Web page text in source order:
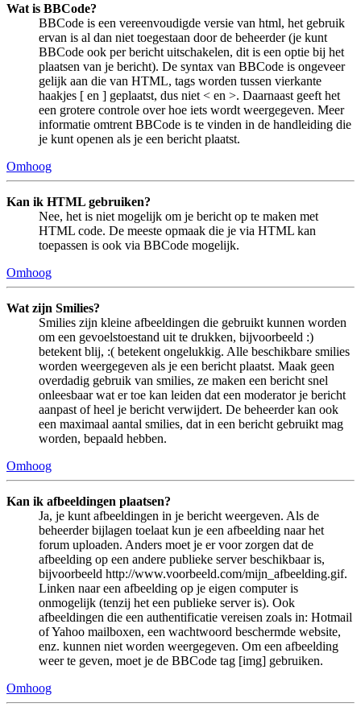
Wat is BBCode?
BBCode is een vereenvoudigde versie van html, het gebruik
ervan is al dan niet toegestaan door de beheerder (je kunt
BBCode ook per bericht uitschakelen, dit is een optie bij het
plaatsen van je bericht). De syntax van BBCode is ongeveer
gelijk aan die van HTML, tags worden tussen vierkante
haakjes [ en ] geplaatst, dus niet < en >. Daarnaast geeft het
een grotere controle over hoe iets wordt weergegeven. Meer
informatie omtrent BBCode is te vinden in de handleiding die
je kunt openen als je een bericht plaatst.
Omhoog
Kan ik HTML gebruiken?
Nee, het is niet mogelijk om je bericht op te maken met
HTML code. De meeste opmaak die je via HTML kan
toepassen is ook via BBCode mogelijk.
Omhoog
Wat zijn Smilies?
Smilies zijn kleine afbeeldingen die gebruikt kunnen worden
om een gevoelstoestand uit te drukken, bijvoorbeeld :)
betekent blij, :( betekent ongelukkig. Alle beschikbare smilies
worden weergegeven als je een bericht plaatst. Maak geen
overdadig gebruik van smilies, ze maken een bericht snel
onleesbaar wat er toe kan leiden dat een moderator je bericht
aanpast of heel je bericht verwijdert. De beheerder kan ook
een maximaal aantal smilies, dat in een bericht gebruikt mag
worden, bepaald hebben.
Omhoog
Kan ik afbeeldingen plaatsen?
Ja, je kunt afbeeldingen in je bericht weergeven. Als de
beheerder bijlagen toelaat kun je een afbeelding naar het
forum uploaden. Anders moet je er voor zorgen dat de
afbeelding op een andere publieke server beschikbaar is,
bijvoorbeeld http://www.voorbeeld.com/mijn_afbeelding.gif.
Linken naar een afbeelding op je eigen computer is
onmogelijk (tenzij het een publieke server is). Ook
afbeeldingen die een authentificatie vereisen zoals in: Hotmail
of Yahoo mailboxen, een wachtwoord beschermde website,
enz. kunnen niet worden weergegeven. Om een afbeelding
weer te geven, moet je de BBCode tag [img] gebruiken.
Omhoog